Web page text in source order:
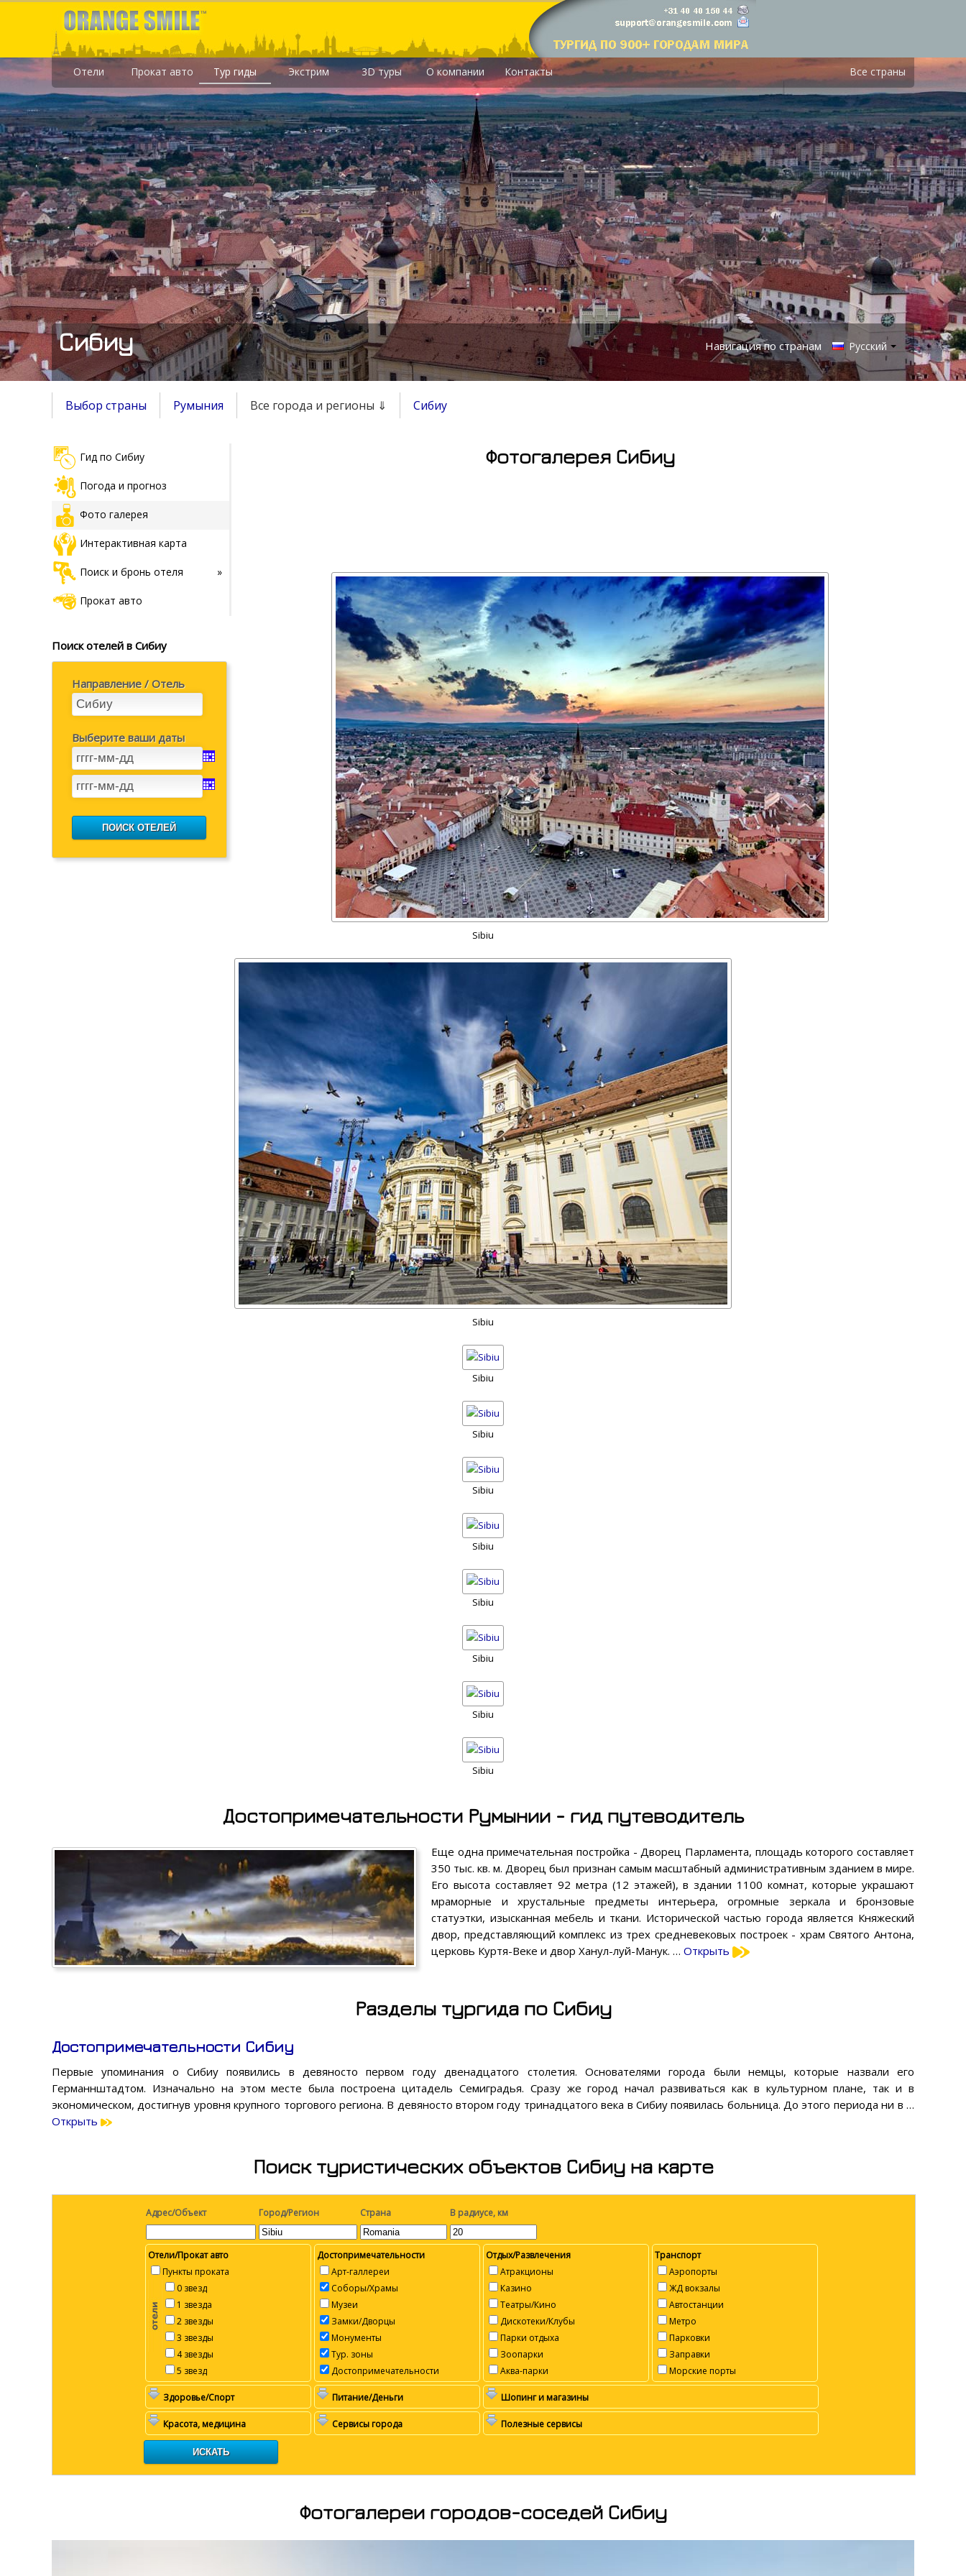
Отели Прокат авто Тур гиды Экстрим 3D туры О компании Контакты Все страны
Сибиу Навигация по странам Русский
Выбор страны Румыния Все города и регионы ⇓ Сибиу
Гид по Сибиу
Погода и прогноз
Фото галерея
Интерактивная карта
Поиск и бронь отеля
Прокат авто
Поиск отелей в Сибиу
Направление / Отель
Выберите ваши даты
Фотогалерея Сибиу
Sibiu
Sibiu
Sibiu
Sibiu
Sibiu
Sibiu
Sibiu
Sibiu
Sibiu
Sibiu
Достопримечательности Румынии - гид путеводитель
Еще одна примечательная постройка - Дворец Парламента, площадь которого составляет
350 тыс. кв. м. Дворец был признан самым масштабный административным зданием в мире.
Его высота составляет 92 метра (12 этажей), в здании 1100 комнат, которые украшают
мраморные и хрустальные предметы интерьера, огромные зеркала и бронзовые
статуэтки, изысканная мебель и ткани. Исторической частью города является Княжеский
двор, представляющий комплекс из трех средневековых построек - храм Святого Антона,
церковь Куртя-Веке и двор Ханул-луй-Манук. … Открыть
Разделы тургида по Сибиу
Достопримечательности Сибиу
Первые упоминания о Сибиу появились в девяносто первом году двенадцатого столетия. Основателями города были немцы, которые назвали его
Германнштадтом. Изначально на этом месте была построена цитадель Семиградья. Сразу же город начал развиваться как в культурном плане, так и в
экономическом, достигнув уровня крупного торгового региона. В девяносто втором году тринадцатого века в Сибиу появилась больница. До этого периода ни в …
Открыть
Поиск туристических объектов Сибиу на карте
Адрес/Объект Город/Регион Страна В радиусе, км
Отели/Прокат авто
Пункты проката
0 звезд
1 звезда
2 звезды
3 звезды
4 звезды
5 звезд
Достопримечательности
Арт-галлереи
Соборы/Храмы
Музеи
Замки/Дворцы
Монументы
Тур. зоны
Достопримечательности
Отдых/Развлечения
Атракционы
Казино
Театры/Кино
Дискотеки/Клубы
Парки отдыха
Зоопарки
Аква-парки
Транспорт
Аэропорты
ЖД вокзалы
Автостанции
Метро
Парковки
Заправки
Морские порты
Здоровье/Спорт Питание/Деньги Шопинг и магазины
Красота, медицина Сервисы города Полезные сервисы
Фотогалереи городов-соседей Сибиу